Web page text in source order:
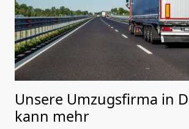
Unsere Umzugsfirma in
kann mehr